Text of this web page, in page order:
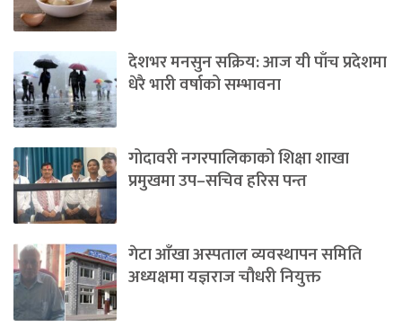
देशभर मनसुन सक्रिय: आज यी पाँच प्रदेशमा
धेरै भारी वर्षाको सम्भावना
गोदावरी नगरपालिकाको शिक्षा शाखा
प्रमुखमा उप–सचिव हरिस पन्त
गेटा आँखा अस्पताल व्यवस्थापन समिति
अध्यक्षमा यज्ञराज चौधरी नियुक्त